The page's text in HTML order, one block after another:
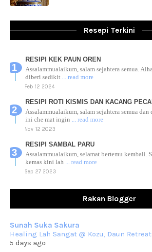
Resepi Terkini
RESIPI KEK PAUN OREN
Assalammualaikum, salam sejahtera semua.
diberi sedikit
... read more
Feb 12 2024
RESIPI ROTI KISMIS DAN KACANG
Assalammualaikum, salam sejahtera semua dan
ini che mat ingin
... read more
Nov 12 2023
RESIPI SAMBAL PARU
Assalammualaikum, selamat bertemu kembali.
kemas kini lah
... read more
Sep 27 2023
Assalammualaikum, salam sejahtera dan salam
RESIPI KUIH KASWI KELEDEK UNGU
Assalammualaikum, salam semua. Masih
mat ucapkan
Rakan Blogger
Sunah Suka Sakura
Healing Lah Sangat @ Kozu, Daun
5 days ago